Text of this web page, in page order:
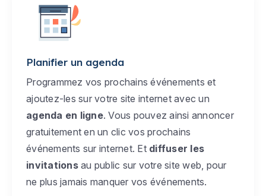
Planifier un agenda
Programmez vos prochains événements et
ajoutez-les sur votre site internet avec un
agenda en ligne. Vous pouvez ainsi annoncer
gratuitement en un clic vos prochains
événements sur internet. Et diffuser les
invitationsau public sur votre site web, pour
ne plus jamais manquer vos événements.